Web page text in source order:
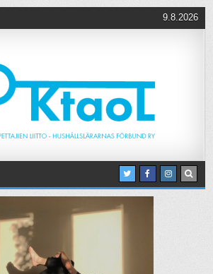
9.8.2026